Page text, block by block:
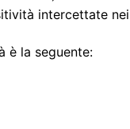
intercettate
è la seguente: